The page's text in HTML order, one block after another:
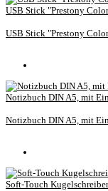
USB Stick "Prestony
USB Stick "Prestony
Notizbuch DIN A5, mit
Notizbuch DIN A5, mit
Soft-Touch